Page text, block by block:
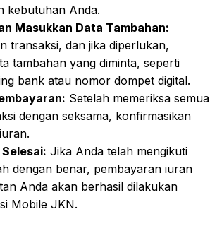
kebutuhan Anda.
Masukkan Data Tambahan:
transaksi, dan jika diperlukan,
tambahan yang diminta, seperti
bank atau nomor dompet digital.
Setelah memeriksa semua
dengan seksama, konfirmasikan
Jika Anda telah mengikuti
dengan benar, pembayaran iuran
Anda akan berhasil dilakukan
Mobile JKN.